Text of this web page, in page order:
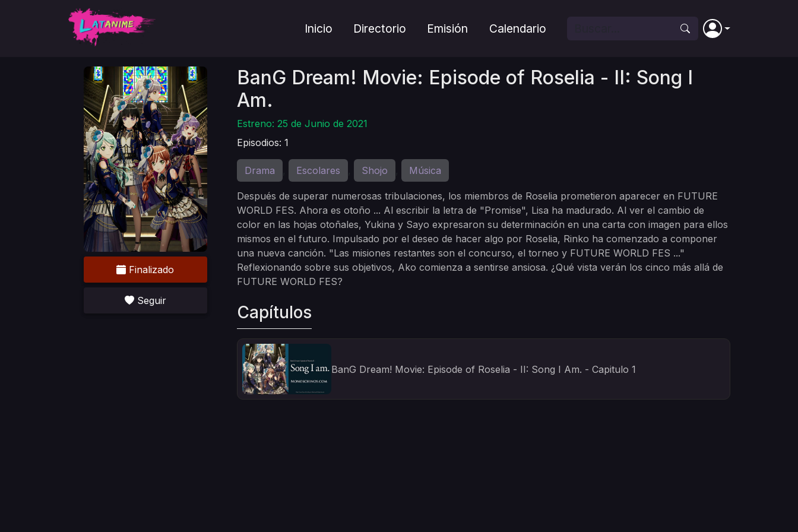
Inicio Directorio Emisión Calendario
Finalizado
Seguir
BanG Dream! Movie: Episode of Roselia - II: Song I
Am.
Estreno: 25 de Junio de 2021
Episodios: 1
Drama Escolares Shojo Música
Después de superar numerosas tribulaciones, los miembros de Roselia prometieron aparecer en FUTURE
WORLD FES. Ahora es otoño ... Al escribir la letra de "Promise", Lisa ha madurado. Al ver el cambio de
color en las hojas otoñales, Yukina y Sayo expresaron su determinación en una carta con imagen para ellos
mismos en el futuro. Impulsado por el deseo de hacer algo por Roselia, Rinko ha comenzado a componer
una nueva canción. "Las misiones restantes son el concurso, el torneo y FUTURE WORLD FES ..."
Reflexionando sobre sus objetivos, Ako comienza a sentirse ansiosa. ¿Qué vista verán los cinco más allá de
FUTURE WORLD FES?
Capítulos
BanG Dream! Movie: Episode of Roselia - II: Song I Am. - Capitulo 1